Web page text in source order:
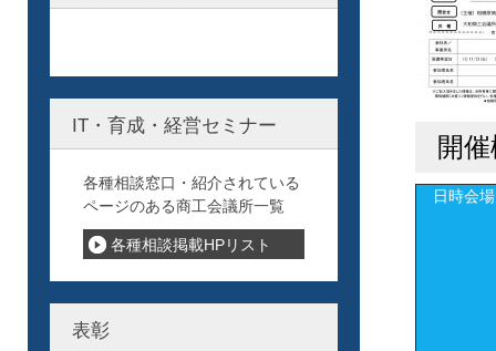
開
日時会場
IT・育成・経営セミナー
各種相談窓口・紹介されている
ページのある商工会議所一覧
各種相談掲載HPリスト
表彰